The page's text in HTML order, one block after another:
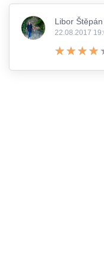
Libor
22.08.2017